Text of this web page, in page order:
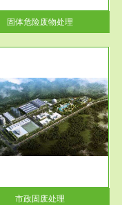
固体危险废物处理
市政固废处理